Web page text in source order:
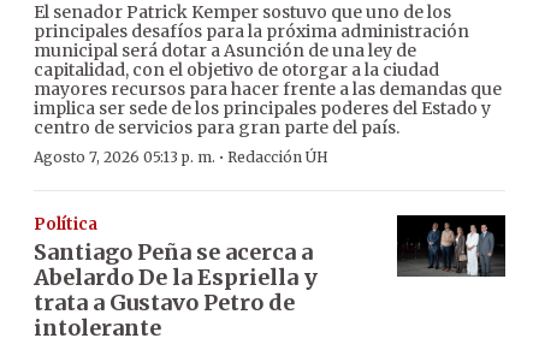
El senador Patrick Kemper sostuvo que uno de los
principales desafíos para la próxima administración
municipal será dotar a Asunción de una ley de
capitalidad, con el objetivo de otorgar a la ciudad
mayores recursos para hacer frente a las demandas que
implica ser sede de los principales poderes del Estado y
centro de servicios para gran parte del país.
Agosto 7, 2026 05:13 p. m. · Redacción ÚH
Política
Santiago Peña se acerca a
Abelardo De la Espriella y
trata a Gustavo Petro de
intolerante